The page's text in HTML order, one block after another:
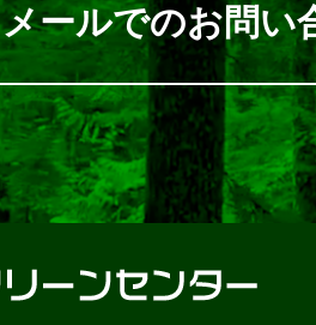
メールでのお問い